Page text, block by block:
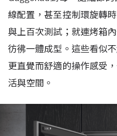
線配置，甚至控制環旋轉
與上百次測試；就連烤箱
彷彿一體成型。這些看似
更直覺而舒適的操作感受
活與空間。